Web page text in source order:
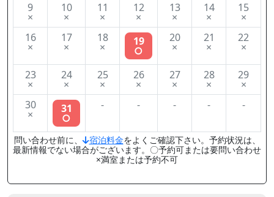
9
×
10
×
11
×
12
×
13
×
14
×
15
×
16
×
17
×
18
× 19
○
20
×
21
×
22
×
23
×
24
×
25
×
26
×
27
×
28
×
29
×
30
× 31
○
- - - - -
問い合わせ前に、 宿泊料金をよくご確認下さい。予約状況は、
最新情報でない場合がございます。〇予約可または要問い合わせ
×満室または予約不可